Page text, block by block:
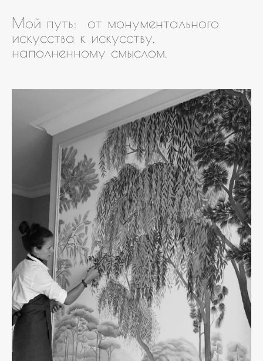
Мой путь: от монументального
искусства к искусству,
наполненному смыслом.